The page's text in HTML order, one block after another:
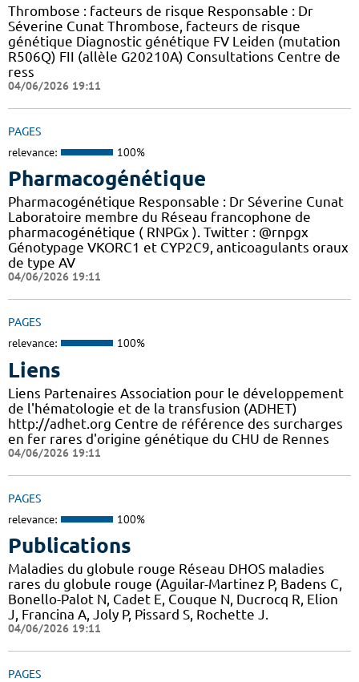
Thrombose : facteurs de risque Responsable : Dr
Séverine Cunat Thrombose, facteurs de risque
génétique Diagnostic génétique FV Leiden (mutation
R506Q) FII (allèle G20210A) Consultations Centre de
ress
04/06/2026 19:11
PAGES
relevance: 100%
Pharmacogénétique
Pharmacogénétique Responsable : Dr Séverine Cunat
Laboratoire membre du Réseau francophone de
pharmacogénétique ( RNPGx ). Twitter : @rnpgx
Génotypage VKORC1 et CYP2C9, anticoagulants oraux
de type AV
04/06/2026 19:11
PAGES
relevance: 100%
Liens
Liens Partenaires Association pour le développement
de l'hématologie et de la transfusion (ADHET)
http://adhet.org Centre de référence des surcharges
en fer rares d'origine génétique du CHU de Rennes
04/06/2026 19:11
PAGES
relevance: 100%
Publications
Maladies du globule rouge Réseau DHOS maladies
rares du globule rouge (Aguilar-Martinez P, Badens C,
Bonello-Palot N, Cadet E, Couque N, Ducrocq R, Elion
J, Francina A, Joly P, Pissard S, Rochette J.
04/06/2026 19:11
PAGES